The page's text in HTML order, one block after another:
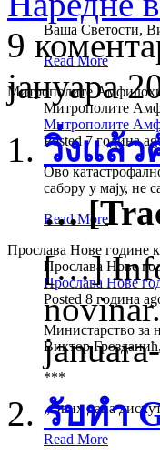
Вашa Светости,
Read More
Митрополите
Митрополите
Митрополите
Posted 7 година
Ово
сабору у мају, не
Read More
Прослава Нове године
Прослава Нове
Прослава Нове
Posted 8 година
Министарство за
Виктор
***
„Ових дана
Read More
9
јануара
วิ่งแล้ว
…
[…]
รับทำ